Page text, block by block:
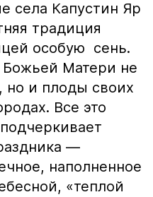
села Капустин Яр
традиция
особую сень.
Матери не
и плоды своих
Все это
—
наполненное
«теплой